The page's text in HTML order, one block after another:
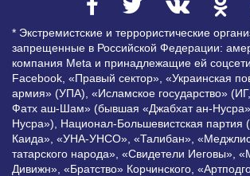
* Экстремистские и террористические
запрещенные в Российской Федерации:
компания Meta и принадлежащие ей
Facebook, «Правый сектор», «Украинская
армия» (УПА), «Исламское государство»
Фатх аш-Шам» (бывшая «Джабхат ан-
Нусра»), Национал-Большевистская партия
Каида», «УНА-УНСО», «Талибан»,
татарского народа», «Свидетели Иеговы»,
Дивижн», «Братство» Корчинского,